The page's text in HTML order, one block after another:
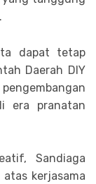
dapat tetap
Daerah DIY
era pranatan
Sandiaga
kerjasama